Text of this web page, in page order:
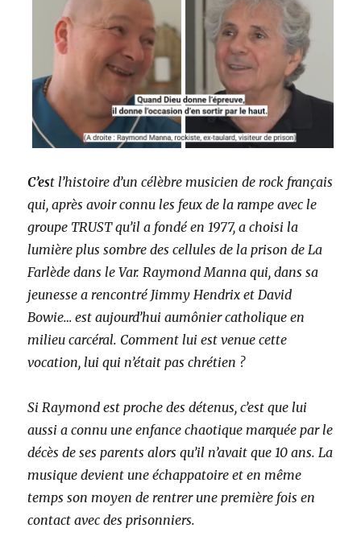
C’est l’histoire d’un célèbre musicien de rock français
qui, après avoir connu les feux de la rampe avec le
groupe TRUST qu’il a fondé en 1977, a choisi la
lumière plus sombre des cellules de la prison de La
Farlède dans le Var. Raymond Manna qui, dans sa
jeunesse a rencontré Jimmy Hendrix et David
Bowie… est aujourd’hui aumônier catholique en
milieu carcéral. Comment lui est venue cette
vocation, lui qui n’était pas chrétien ?
Si Raymond est proche des détenus, c’est que lui
aussi a connu une enfance chaotique marquée par le
décès de ses parents alors qu’il n’avait que 10 ans. La
musique devient une échappatoire et en même
temps son moyen de rentrer une première fois en
contact avec des prisonniers.